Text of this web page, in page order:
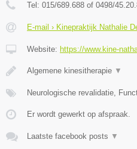
Tel: 015/689.688 of 0498/
E-mail › Kinepraktijk Nathalie
Website: https://www.kine-
Algemene kinesitherapie ▼
Neurologische revalidatie,
Er wordt gewerkt op afspraak.
Laatste facebook posts ▼